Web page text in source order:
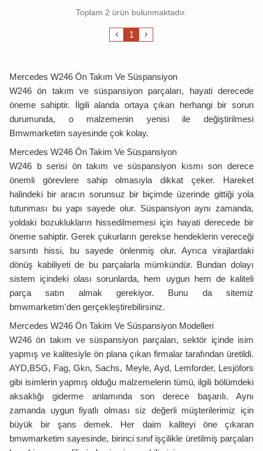
Toplam 2 ürün bulunmaktadır.
1
Mercedes W246 Ön Takım Ve Süspansiyon
W246 ön takım ve süspansiyon parçaları, hayati derecede
öneme sahiptir. İlgili alanda ortaya çıkan herhangi bir sorun
durumunda, o malzemenin yenisi ile değiştirilmesi
Bmwmarketim sayesinde çok kolay.
Mercedes W246 Ön Takim Ve Süspansiyon
W246 b serisi ön takım ve süspansiyon kısmı son derece
önemli görevlere sahip olmasıyla dikkat çeker. Hareket
halindeki bir aracın sorunsuz bir biçimde üzerinde gittiği yola
tutunması bu yapı sayede olur. Süspansiyon aynı zamanda,
yoldaki bozuklukların hissedilmemesi için hayati derecede bir
öneme sahiptir. Gerek çukurların gerekse hendeklerin vereceği
sarsıntı hissi, bu sayede önlenmiş olur. Ayrıca virajlardaki
dönüş kabiliyeti de bu parçalarla mümkündür. Bundan dolayı
sistem içindeki olası sorunlarda, hem uygun hem de kaliteli
parça satın almak gerekiyor. Bunu da sitemiz
bmwmarketim'den gerçekleştirebilirsiniz.
Mercedes W246 Ön Takim Ve Süspansiyon Modelleri
W246 ön takım ve süspansiyon parçaları, sektör içinde isim
yapmış ve kalitesiyle ön plana çıkan firmalar tarafından üretildi.
AYD,BSG, Fag, Gkn, Sachs, Meyle, Ayd, Lemforder, Lesjöfors
gibi isimlerin yapmış olduğu malzemelerin tümü, ilgili bölümdeki
aksaklığı giderme anlamında son derece başarılı. Aynı
zamanda uygun fiyatlı olması siz değerli müşterilerimiz için
büyük bir şans demek. Her daim kaliteyi öne çıkaran
bmwmarketim sayesinde, birinci sınıf işçilikle üretilmiş parçaları